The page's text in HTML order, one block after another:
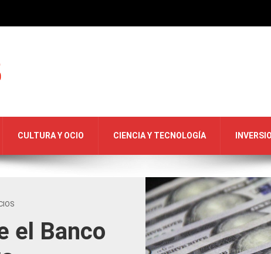
CULTURA Y OCIO CIENCIA Y TECNOLOGÍA
el Banco